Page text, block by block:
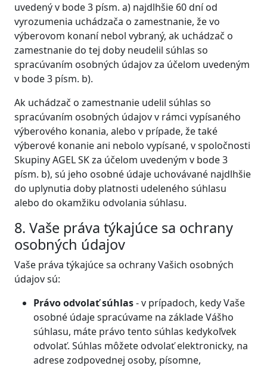
uvedený v bode 3 písm. a) najdlhšie 60 dní od
vyrozumenia uchádzača o zamestnanie, že vo
výberovom konaní nebol vybraný, ak uchádzač o
zamestnanie do tej doby neudelil súhlas so
spracúvaním osobných údajov za účelom uvedeným
v bode 3 písm. b).
Ak uchádzač o zamestnanie udelil súhlas so
spracúvaním osobných údajov v rámci vypísaného
výberového konania, alebo v prípade, že také
výberové konanie ani nebolo vypísané, v spoločnosti
Skupiny AGEL SK za účelom uvedeným v bode 3
písm. b), sú jeho osobné údaje uchovávané najdlhšie
do uplynutia doby platnosti udeleného súhlasu
alebo do okamžiku odvolania súhlasu.
8. Vaše práva týkajúce sa ochrany
osobných údajov
Vaše práva týkajúce sa ochrany Vašich osobných
údajov sú:
Právo odvolať súhlas- v prípadoch, kedy Vaše
osobné údaje spracúvame na základe Vášho
súhlasu, máte právo tento súhlas kedykoľvek
odvolať. Súhlas môžete odvolať elektronicky, na
adrese zodpovednej osoby, písomne,